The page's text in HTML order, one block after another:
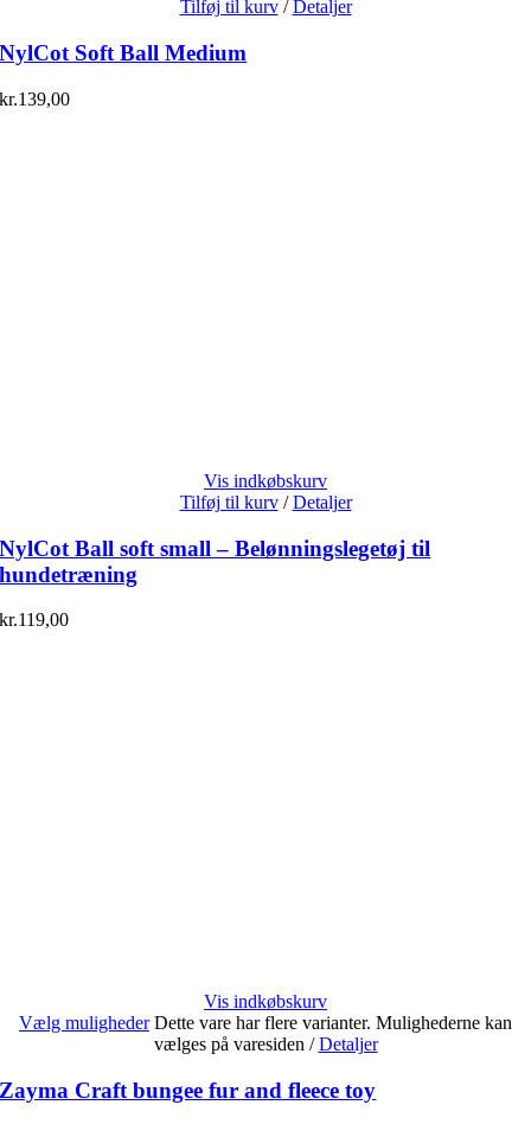
Tilføj til kurv / Detaljer
NylCot Soft Ball Medium
kr.139,00
Vis indkøbskurv
Tilføj til kurv / Detaljer
NylCot Ball soft small – Belønningslegetøj til
hundetræning
kr.119,00
Vis indkøbskurv
Vælg muligheder Dette vare har flere varianter. Mulighederne kan
vælges på varesiden / Detaljer
Zayma Craft bungee fur and fleece toy